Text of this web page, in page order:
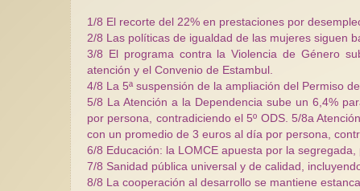
1/8 El recorte del 22% en prestaciones por
2/8 Las políticas de igualdad de las mujeres siguen
3/8 El programa contra la Violencia de Género
atención y el Convenio de Estambul.
4/8 La 5ª suspensión de la ampliación del Permiso
5/8 La Atención a la Dependencia sube un 6,4%
por persona, contradiciendo el 5º ODS. 5/8a
con un promedio de 3 euros al día por persona,
6/8 Educación: la LOMCE apuesta por la
7/8 Sanidad pública universal y de calidad,
8/8 La cooperación al desarrollo se mantiene